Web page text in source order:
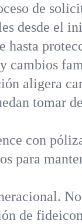
de
desde el
hasta
cambios
aligera
tomar
con
para
de